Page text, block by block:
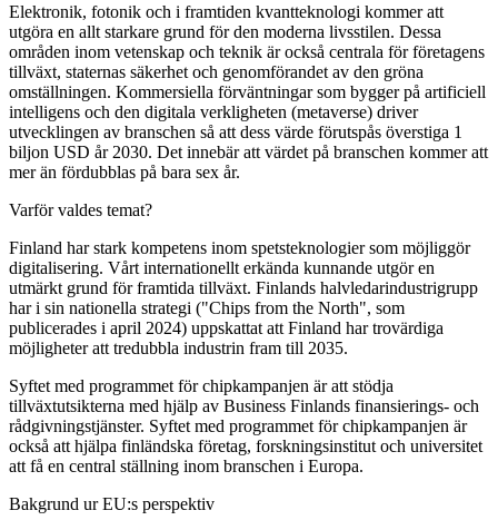
Elektronik, fotonik och i framtiden kvantteknologi kommer att
utgöra en allt starkare grund för den moderna livsstilen. Dessa
områden inom vetenskap och teknik är också centrala för företagens
tillväxt, staternas säkerhet och genomförandet av den gröna
omställningen. Kommersiella förväntningar som bygger på artificiell
intelligens och den digitala verkligheten (metaverse) driver
utvecklingen av branschen så att dess värde förutspås överstiga 1
biljon USD år 2030. Det innebär att värdet på branschen kommer att
mer än fördubblas på bara sex år.
Varför valdes temat?
Finland har stark kompetens inom spetsteknologier som möjliggör
digitalisering. Vårt internationellt erkända kunnande utgör en
utmärkt grund för framtida tillväxt. Finlands halvledarindustrigrupp
har i sin nationella strategi ("Chips from the North", som
publicerades i april 2024) uppskattat att Finland har trovärdiga
möjligheter att tredubbla industrin fram till 2035.
Syftet med programmet för chipkampanjen är att stödja
tillväxtutsikterna med hjälp av Business Finlands finansierings- och
rådgivningstjänster. Syftet med programmet för chipkampanjen är
också att hjälpa finländska företag, forskningsinstitut och universitet
att få en central ställning inom branschen i Europa.
Bakgrund ur EU:s perspektiv